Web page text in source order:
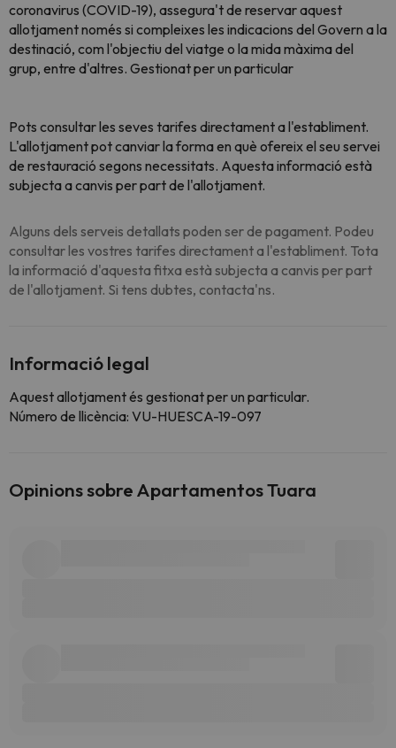
coronavirus (COVID-19), assegura't de reservar aquest
allotjament només si compleixes les indicacions del Govern a la
destinació, com l'objectiu del viatge o la mida màxima del
grup, entre d'altres. Gestionat per un particular
Pots consultar les seves tarifes directament a l'establiment.
L'allotjament pot canviar la forma en què ofereix el seu servei
de restauració segons necessitats. Aquesta informació està
subjecta a canvis per part de l'allotjament.
Alguns dels serveis detallats poden ser de pagament. Podeu
consultar les vostres tarifes directament a l'establiment. Tota
la informació d'aquesta fitxa està subjecta a canvis per part
de l'allotjament. Si tens dubtes, contacta'ns.
Informació legal
Aquest allotjament és gestionat per un particular.
Número de llicència: VU-HUESCA-19-097
Opinions sobre Apartamentos Tuara